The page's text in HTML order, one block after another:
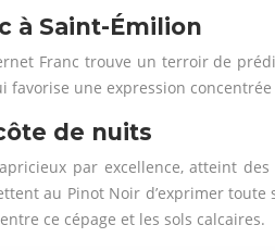
à Saint-Émilion
Franc trouve un terroir de
favorise une expression
de nuits
par excellence, atteint
au Pinot Noir d’exprimer
ce cépage et les sols calcaires.